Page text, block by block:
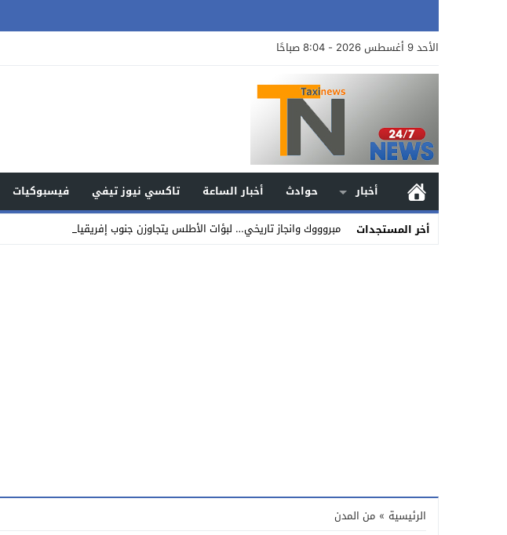
الأحد 9 أغسطس 2026 - 8:04 صباحًا
أخبار حوادث أخبار الساعة تاكسي نيوز تيفي فيسبوكيات
أخر المستجدات
مبروووك وانجاز تاريخي… لبؤات الأطلس يتجاوزن جنوب إفريقيا ويواصلن كتابة ال _
الرئيسية » من المدن